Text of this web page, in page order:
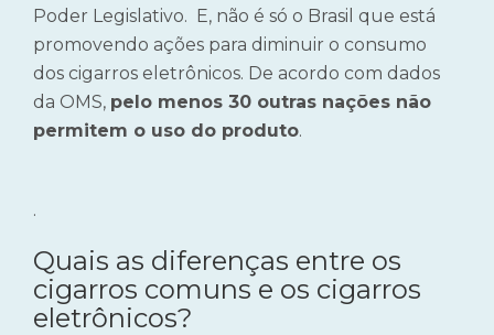
Poder Legislativo. E, não é só o Brasil que está
promovendo ações para diminuir o consumo
dos cigarros eletrônicos. De acordo com dados
da OMS, pelo menos 30 outras nações não
permitem o uso do produto.
.
Quais as diferenças entre os
cigarros comuns e os cigarros
eletrônicos?